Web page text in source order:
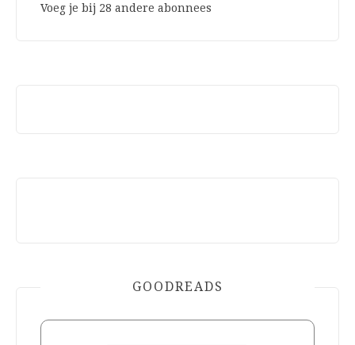
Voeg je bij 28 andere abonnees
GOODREADS